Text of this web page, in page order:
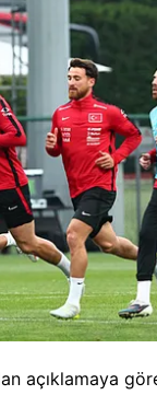
açıklamaya